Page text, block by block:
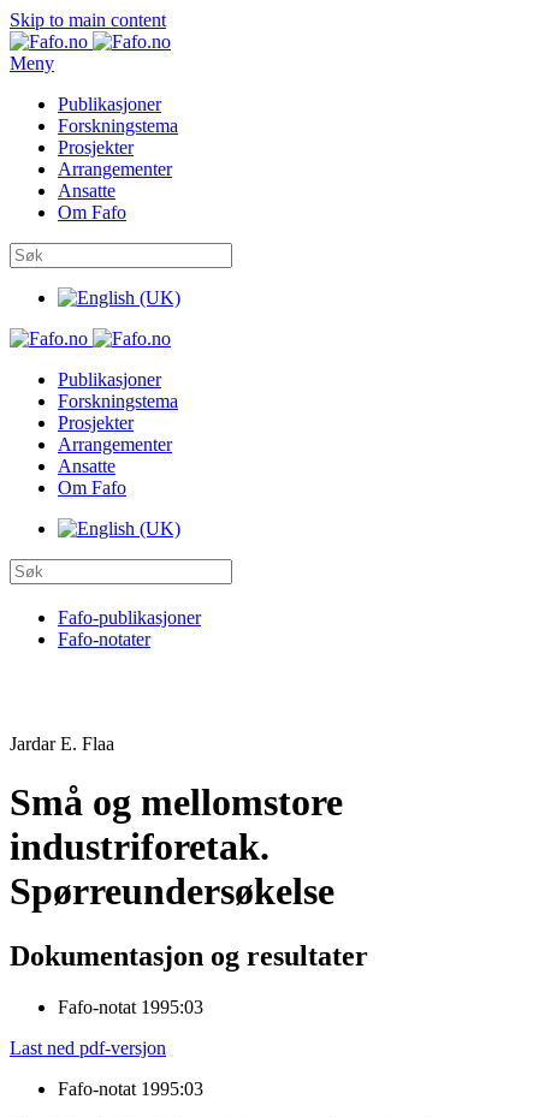
Skip to main content
Meny
Publikasjoner
Forskningstema
Prosjekter
Arrangementer
Ansatte
Om Fafo
Publikasjoner
Forskningstema
Prosjekter
Arrangementer
Ansatte
Om Fafo
Fafo-publikasjoner
Fafo-notater
Jardar E. Flaa
Små og mellomstore
industriforetak.
Spørreundersøkelse
Dokumentasjon og resultater
Fafo-notat 1995:03
Last ned pdf-versjon
Fafo-notat 1995:03